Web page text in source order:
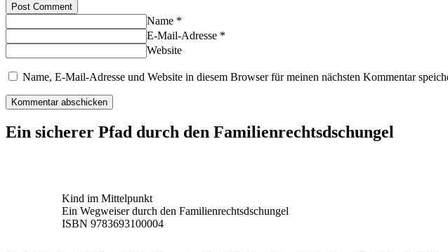
Post Comment
Name *
E-Mail-Adresse *
Website
Name, E-Mail-Adresse und Website in diesem Browser für meinen nächsten Kommentar
Ein sicherer Pfad durch den Familienrechtsdschungel
Kind im Mittelpunkt
Ein Wegweiser durch den Familienrechtsdschungel
ISBN 9783693100004